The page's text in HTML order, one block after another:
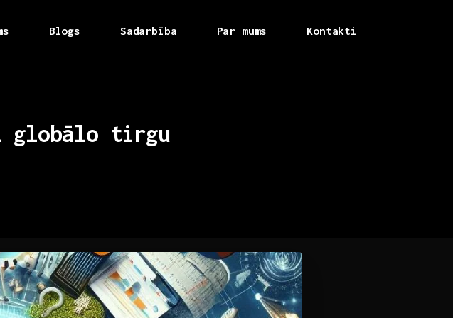
Blogs Sadarbība Par mums Kontakti
globālo tirgu